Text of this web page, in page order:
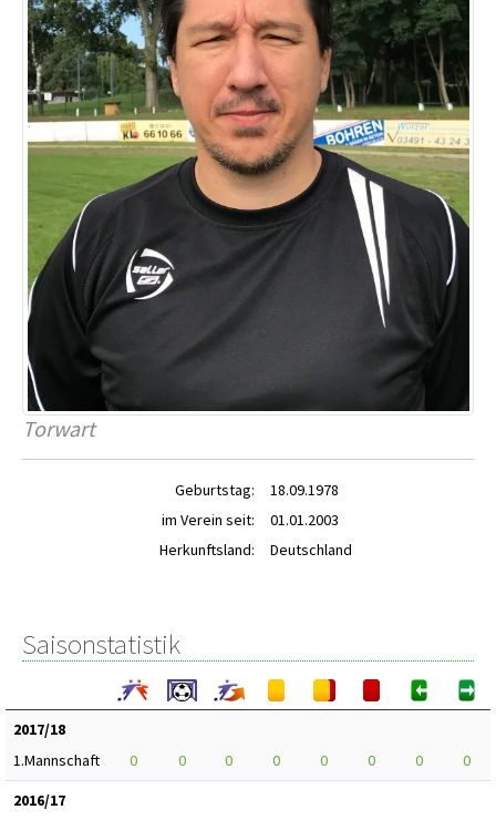
Torwart
Geburtstag:
18.09.1978
im Verein seit:
01.01.2003
Herkunftsland:
Deutschland
Saisonstatistik
2017/18
1.Mannschaft
0 0 0 0 0 0 0
0
2016/17